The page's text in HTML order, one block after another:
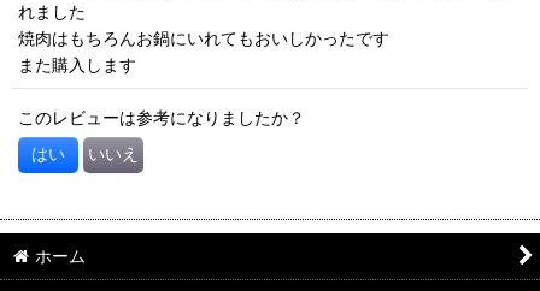
並び順:
絞り込む
れました
焼肉はもちろんお鍋にいれてもおいしかったです
また購入します
このレビューは参考になりましたか？
はい いいえ
ホーム